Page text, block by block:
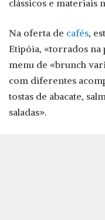
clássicos e materiais
Na oferta de cafés,
Etipóia, «torrados na
menu de «brunch
com diferentes
tostas de abacate,
saladas».